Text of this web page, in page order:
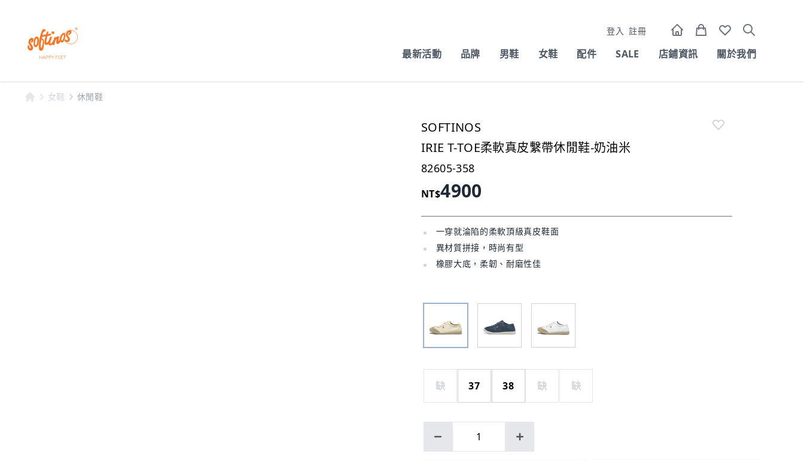
登入 註冊
最新活動 品牌 男鞋 女鞋 配件 SALE 店鋪資訊 關於我們
女鞋 休閒鞋
SOFTINOS
IRIE T-TOE柔軟真皮繫帶休閒鞋-奶油米
82605-358
NT$4900
一穿就淪陷的柔軟頂級真皮鞋面
異材質拼接，時尚有型
橡膠大底，柔韌、耐磨性佳
缺 37 38 缺 缺
1